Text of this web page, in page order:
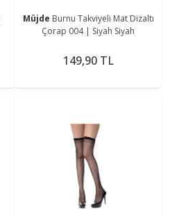
Müjde Burnu Takviyeli Mat Dizaltı
Çorap 004 | Siyah Siyah
149,90 TL